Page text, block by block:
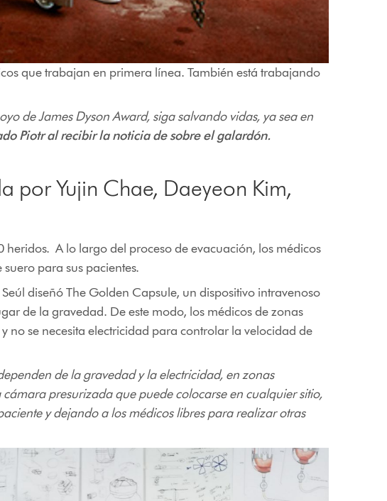
que trabajan en primera línea. También está trabajando
de James Dyson Award, siga salvando vidas, ya sea en
Piotr al recibir la noticia de sobre el galardón.
por Yujin Chae, Daeyeon Kim,
A lo largo del proceso de evacuación, los médicos
para sus pacientes.
diseñóThe Golden Capsule, un dispositivo intravenoso
de la gravedad. De este modo, los médicos de zonas
no se necesita electricidad para controlar la velocidad de
de la gravedad y la electricidad, en zonas
presurizada que puede colocarse en cualquier sitio,
y dejando a los médicos libres para realizar otras